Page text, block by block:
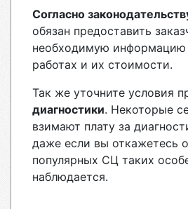
Согласно
обязан предоставить
необходимую
работах и их стоимости.
Так же уточните условия
диагностики. Некоторые
взимают плату за
даже если вы откажетесь
популярных СЦ таких
наблюдается.